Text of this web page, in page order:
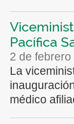
Pacífica
2 de
La
médico